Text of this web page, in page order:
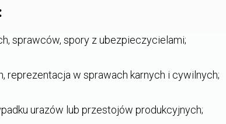
sprawców, spory z ubezpieczycielami;
reprezentacja w sprawach karnych i cywilnych;
urazów lub przestojów produkcyjnych;